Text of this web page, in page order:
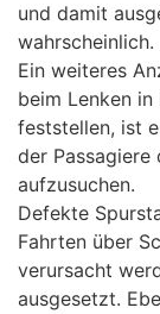
und damit
wahrscheinlich.
Ein weiteres
beim Lenken in
feststellen, ist
der Passagiere
aufzusuchen.
Defekte
Fahrten über
verursacht
ausgesetzt.